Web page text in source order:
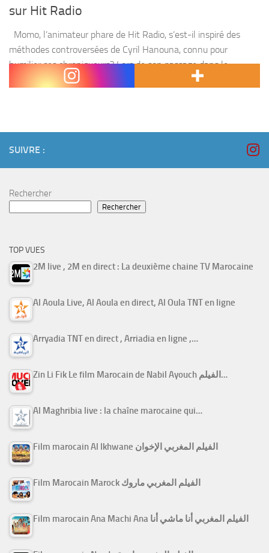
sur Hit Radio
Momo, l’animateur phare de Hit Radio, s’est-il inspiré des
méthodes controversées de Cyril Hanouna, connu pour
humilier ses chroniqueurs? Lors de son passage dans le
morning de la chaîne dédiée aux jeunes, mardi...
SUIVRE :
Rechercher
Rechercher
TOP VUES
2M live , 2M en direct : La deuxième chaine TV Marocaine
Al Aoula Live, Al Aoula en direct, Al Oula TNT en ligne
Arryadia TNT en direct , Arriadia en ligne ,…
Zin Li Fik Le film Marocain de Nabil Ayouch الفيلم…
Al Maghribia live : la chaîne marocaine qui…
Film marocain Al Ikhwane الفيلم المغربي الإخوان
Film Marocain Marock الفيلم المغربي ماروك
Film marocain Ana Machi Ana الفيلم المغربي أنا ماشي أنا